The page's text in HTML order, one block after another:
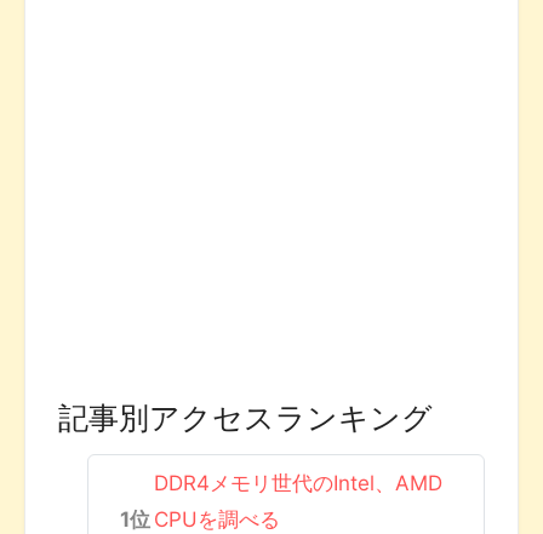
記事別アクセスランキング
DDR4メモリ世代のIntel、AMD
CPUを調べる